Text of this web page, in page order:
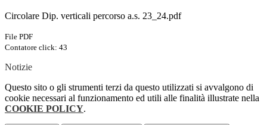
Circolare Dip. verticali percorso a.s. 23_24.pdf
File PDF
Contatore click: 43
Notizie
Questo sito o gli strumenti terzi da questo utilizzati si avvalgono di
cookie necessari al funzionamento ed utili alle finalità illustrate nella
COOKIE POLICY.